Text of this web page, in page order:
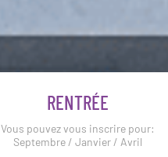
RENTRÉE
Vous pouvez vous inscrire pour:
Septembre / Janvier / Avril